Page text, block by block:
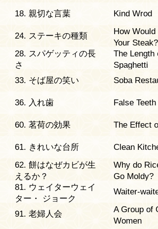
18. 親切な言葉 Kind Wrod
24. ステーキの種類
How Would
Your Steak?
28. スパゲッティの長
さ
The Length
Spaghetti
33. そば屋の笑い
Soba
36. 入れ歯 False Teeth
60. 茗荷の効果 The Effect
61. きれいな台所
Clean
62. 餅はなぜカビが生
えるか？
Why do
Go Moldy?
81. ウェイターウェイ
ター・ ジョーク
Waiter-
91. 老婦人会
A Group of
Women